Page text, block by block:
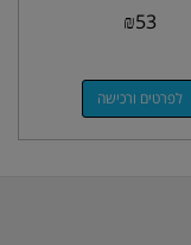
₪53
לפרטים ורכישה